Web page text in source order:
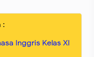
:
Inggris Kelas XI